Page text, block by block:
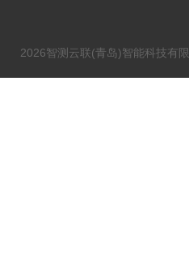
2026智测云联(青岛)智能科技有